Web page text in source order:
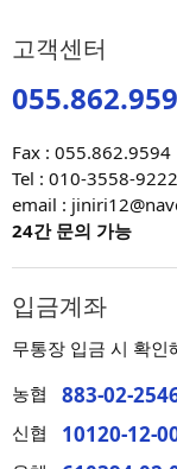
고객센터
Fax : 055.862.9594
Tel : 010-3558-9222
email :
24간 문의 가능
입금계좌
무통장 입금 시 확인
농협
883-02-
신협
10120-12-